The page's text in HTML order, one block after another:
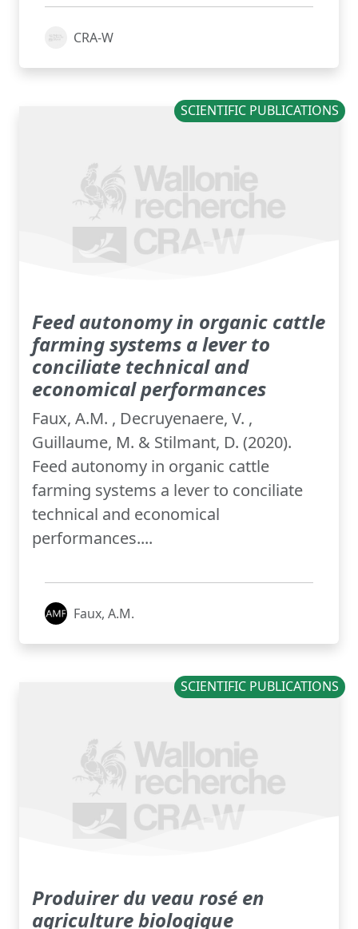
CRA-W
SCIENTIFIC PUBLICATIONS
Feed autonomy in organic cattle
farming systems a lever to
conciliate technical and
economical performances
Faux, A.M. , Decruyenaere, V. ,
Guillaume, M. & Stilmant, D. (2020).
Feed autonomy in organic cattle
farming systems a lever to conciliate
technical and economical
performances....
Faux, A.M.
SCIENTIFIC PUBLICATIONS
Produirer du veau rosé en
agriculture biologique